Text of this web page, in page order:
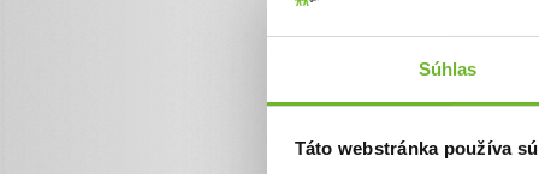
Súhlas
Táto webstránka používa